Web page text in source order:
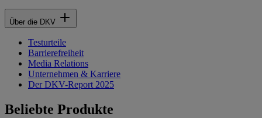
Über die DKV
Testurteile
Barrierefreiheit
Media Relations
Unternehmen & Karriere
Der DKV-Report 2025
Beliebte Produkte